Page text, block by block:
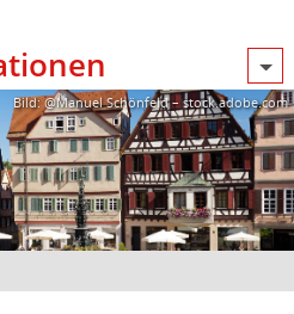
Bild: @Manuel Schönfeld – stock.adobe.com